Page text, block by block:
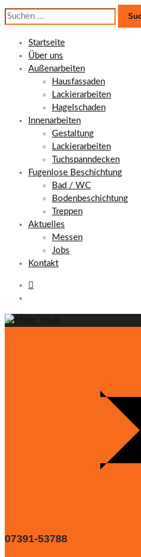
Suchen
nach:
Startseite
Über uns
Außenarbeiten
Hausfassaden
Lackierarbeiten
Hagelschaden
Innenarbeiten
Gestaltung
Lackierarbeiten
Tuchspanndecken
Fugenlose Beschichtung
Bad / WC
Bodenbeschichtung
Treppen
Aktuelles
Messen
Jobs
Kontakt
07391-53788